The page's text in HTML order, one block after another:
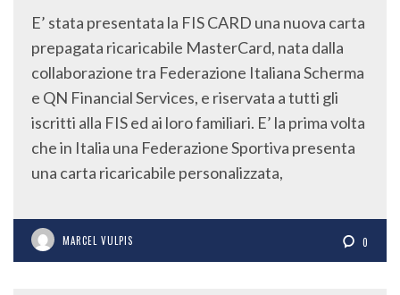
E’ stata presentata la FIS CARD una nuova carta
prepagata ricaricabile MasterCard, nata dalla
collaborazione tra Federazione Italiana Scherma
e QN Financial Services, e riservata a tutti gli
iscritti alla FIS ed ai loro familiari. E’ la prima volta
che in Italia una Federazione Sportiva presenta
una carta ricaricabile personalizzata,
MARCEL VULPIS 0